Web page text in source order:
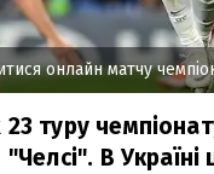
онлайн матчу
туру
"Челсі". В